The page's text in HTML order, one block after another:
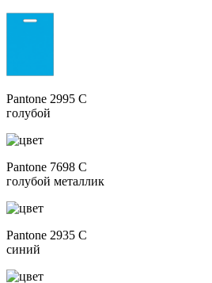
Pantone 2995 C
голубой
Pantone 7698 C
голубой металлик
Pantone 2935 C
синий